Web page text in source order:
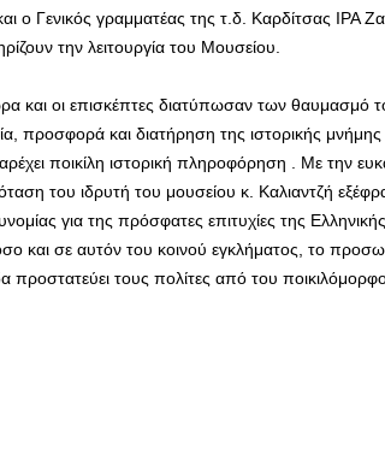
ο Γενικός γραμματέας της τ.δ. Καρδίτσας ΙΡΑ
την λειτουργία του Μουσείου.
και οι επισκέπτες διατύπωσαν των θαυμασμό
προσφορά και διατήρηση της ιστορικής
ποικίλη ιστορική πληροφόρηση . Με την
του ιδρυτή του μουσείου κ. Καλιαντζή
για της πρόσφατες επιτυχίες της
και σε αυτόν του κοινού εγκλήματος, το
τους πολίτες από του